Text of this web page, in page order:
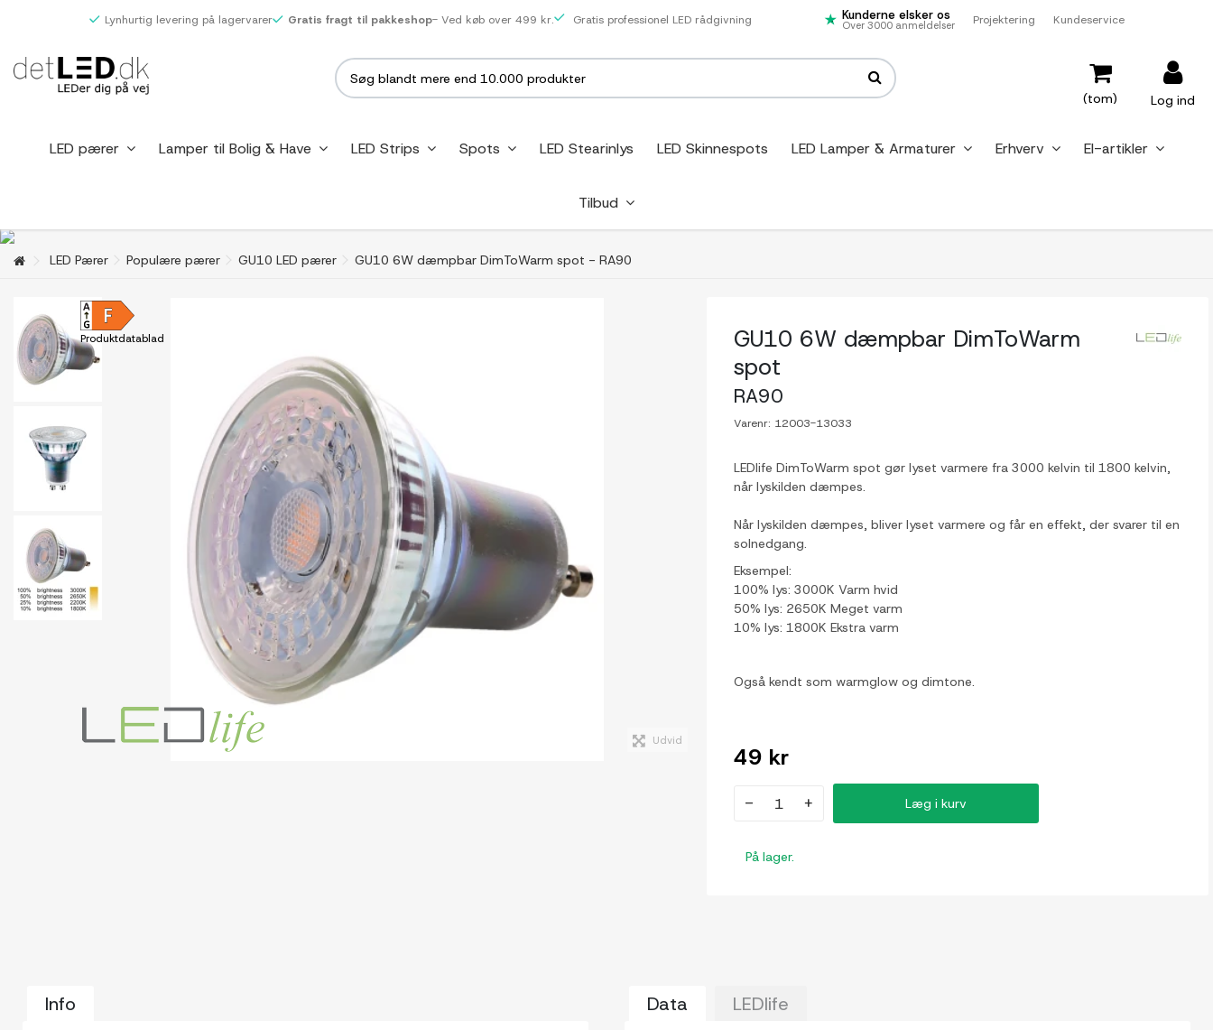
Lynhurtig levering på lagervarer Gratis fragt til pakkeshop- Ved køb over 499 kr. Gratis professionel LED rådgivning Kunderne elsker os
Over 3000 anmeldelser Projektering Kundeservice
Log ind
(tom)
LED pærer Lamper til Bolig & Have LED Strips Spots LED Stearinlys LED Skinnespots LED Lamper & Armaturer Erhverv El-artikler
Tilbud
LED Pærer Populære pærer GU10 LED pærer GU10 6W dæmpbar DimToWarm spot - RA90
Produktdatablad
Udvid
GU10 6W dæmpbar DimToWarm
spot
RA90
Varenr: 12003-13033
LEDlife DimToWarm spot gør lyset varmere fra 3000 kelvin til 1800 kelvin,
når lyskilden dæmpes.
Når lyskilden dæmpes, bliver lyset varmere og får en effekt, der svarer til en
solnedgang.
Eksempel:
100% lys: 3000K Varm hvid
50% lys: 2650K Meget varm
10% lys: 1800K Ekstra varm
Også kendt som warmglow og dimtone.
49 kr
- + Læg i kurv
På lager.
Info Data LEDlife